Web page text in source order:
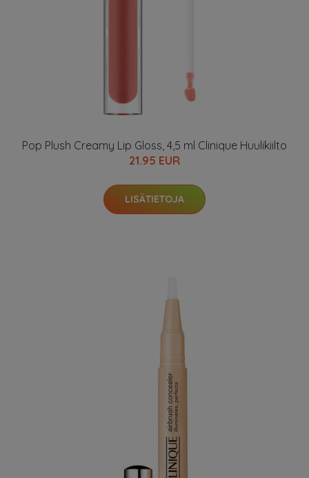
Pop Plush Creamy Lip Gloss, 4,5 ml Clinique Huulikiilto
21.95 EUR
LISÄTIETOJA